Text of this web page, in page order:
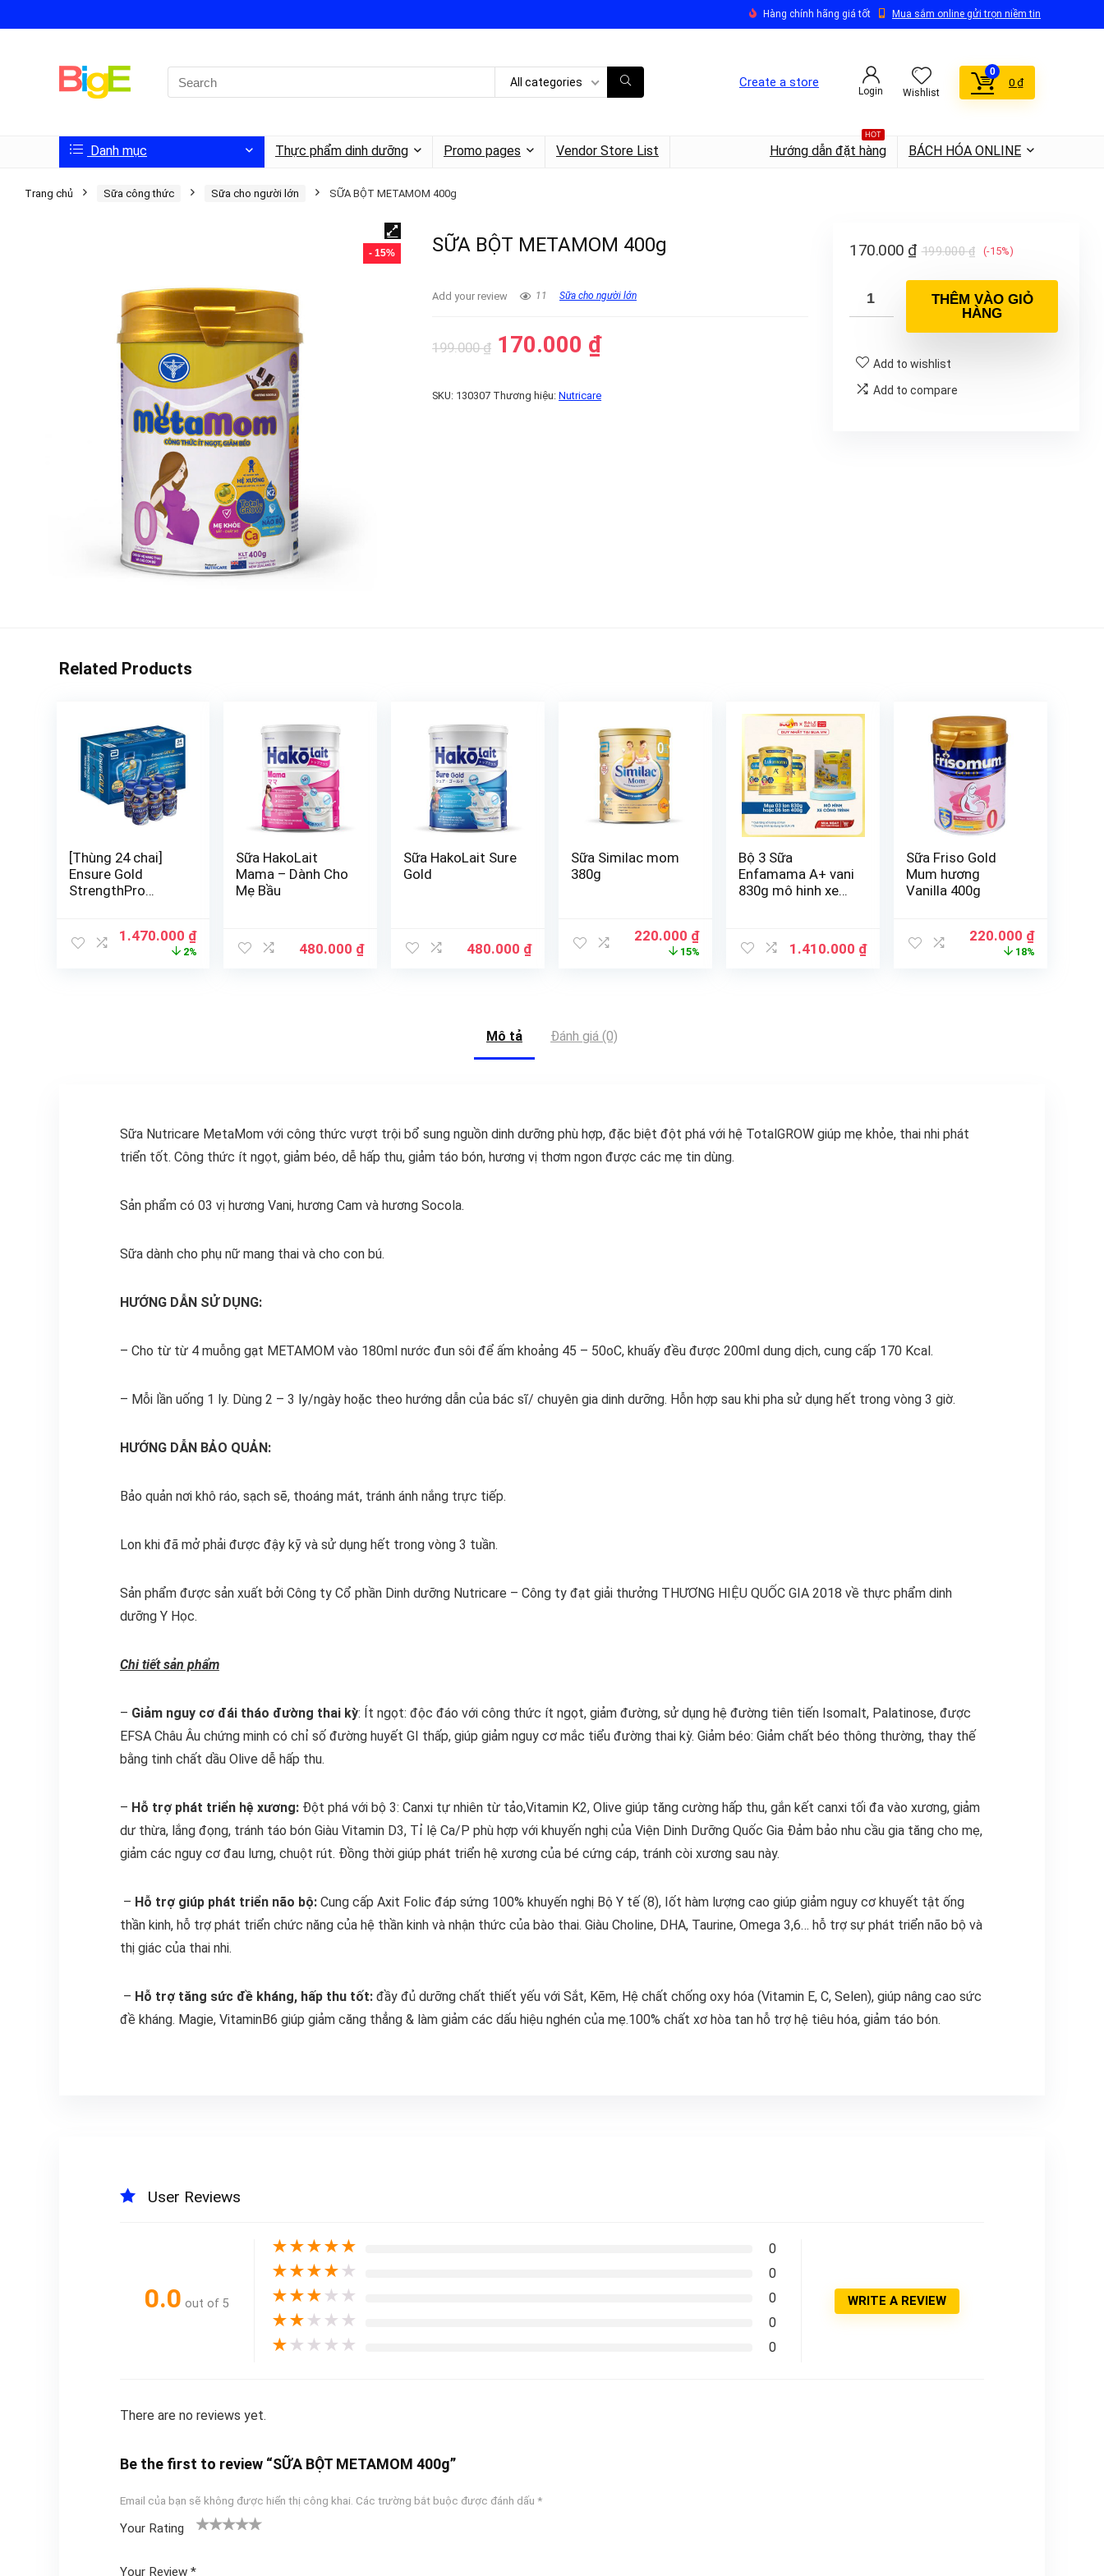
Hàng chính hãng giá tốt Mua sắm online gửi trọn niềm tin
All categories Create a store
Login Wishlist
0
0 ₫
Danh mục Thực phẩm dinh dưỡng Promo pages Vendor Store List
HOT
Hướng dẫn đặt hàng BÁCH HÓA ONLINE
Trang chủ Sữa công thức Sữa cho người lớn SỮA BỘT METAMOM 400g
- 15% SỮA BỘT METAMOM 400g
Add your review 11 Sữa cho người lớn
199.000₫ 170.000 ₫
SKU: 130307 Thương hiệu:Nutricare
199.000₫
170.000 ₫ (-15%)
THÊM VÀO GIỎ
HÀNG
Add to wishlist
Add to compare
Related Products
[Thùng 24 chai]
Ensure Gold
StrengthPro
1.470.000 ₫
2%
Sữa HakoLait
Mama – Dành Cho
Mẹ Bầu
480.000 ₫
Sữa HakoLait Sure
Gold
480.000 ₫
Sữa Similac mom
380g
220.000 ₫
15%
Bộ 3 Sữa
Enfamama A+ vani
830g mô hinh xe
1.410.000 ₫
Sữa Friso Gold
Mum hương
Vanilla 400g
220.000 ₫
18%
Mô tả Đánh giá (0)
Sữa Nutricare MetaMom với công thức vượt trội bổ sung nguồn dinh dưỡng phù hợp, đặc biệt đột phá với hệ TotalGROW giúp mẹ khỏe, thai nhi phát
triển tốt. Công thức ít ngọt, giảm béo, dễ hấp thu, giảm táo bón, hương vị thơm ngon được các mẹ tin dùng.
Sản phẩm có 03 vị hương Vani, hương Cam và hương Socola.
Sữa dành cho phụ nữ mang thai và cho con bú.
HƯỚNG DẪN SỬ DỤNG:
– Cho từ từ 4 muỗng gạt METAMOM vào 180ml nước đun sôi để ấm khoảng 45 – 50oC, khuấy đều được 200ml dung dịch, cung cấp 170 Kcal.
– Mỗi lần uống 1 ly. Dùng 2 – 3 ly/ngày hoặc theo hướng dẫn của bác sĩ/ chuyên gia dinh dưỡng. Hỗn hợp sau khi pha sử dụng hết trong vòng 3 giờ.
HƯỚNG DẪN BẢO QUẢN:
Bảo quản nơi khô ráo, sạch sẽ, thoáng mát, tránh ánh nắng trực tiếp.
Lon khi đã mở phải được đậy kỹ và sử dụng hết trong vòng 3 tuần.
Sản phẩm được sản xuất bởi Công ty Cổ phần Dinh dưỡng Nutricare – Công ty đạt giải thưởng THƯƠNG HIỆU QUỐC GIA 2018 về thực phẩm dinh
dưỡng Y Học.
Chi tiết sản phẩm
– Giảm nguy cơ đái tháo đường thai kỳ: Ít ngọt: độc đáo với công thức ít ngọt, giảm đường, sử dụng hệ đường tiên tiến Isomalt, Palatinose, được
EFSA Châu Âu chứng minh có chỉ số đường huyết GI thấp, giúp giảm nguy cơ mắc tiểu đường thai kỳ. Giảm béo: Giảm chất béo thông thường, thay thế
bằng tinh chất dầu Olive dễ hấp thu.
– Hỗ trợ phát triển hệ xương:Đột phá với bộ 3: Canxi tự nhiên từ tảo,Vitamin K2, Olive giúp tăng cường hấp thu, gắn kết canxi tối đa vào xương, giảm
dư thừa, lắng đọng, tránh táo bón Giàu Vitamin D3, Tỉ lệ Ca/P phù hợp với khuyến nghị của Viện Dinh Dưỡng Quốc Gia Đảm bảo nhu cầu gia tăng cho mẹ,
giảm các nguy cơ đau lưng, chuột rút. Đồng thời giúp phát triển hệ xương của bé cứng cáp, tránh còi xương sau này.
– Hỗ trợ giúp phát triển não bộ:Cung cấp Axit Folic đáp sứng 100% khuyến nghị Bộ Y tế (8), Iốt hàm lượng cao giúp giảm nguy cơ khuyết tật ống
thần kinh, hỗ trợ phát triển chức năng của hệ thần kinh và nhận thức của bào thai. Giàu Choline, DHA, Taurine, Omega 3,6… hỗ trợ sự phát triển não bộ và
thị giác của thai nhi.
– Hỗ trợ tăng sức đề kháng, hấp thu tốt:đầy đủ dưỡng chất thiết yếu với Sắt, Kẽm, Hệ chất chống oxy hóa (Vitamin E, C, Selen), giúp nâng cao sức
đề kháng. Magie, VitaminB6 giúp giảm căng thẳng & làm giảm các dấu hiệu nghén của mẹ.100% chất xơ hòa tan hỗ trợ hệ tiêu hóa, giảm táo bón.
User Reviews
0.0 out of 5
★★★★★ 0
★★★★ ★ 0
★★★ ★ ★ 0
★★ ★ ★ ★ 0
★ ★ ★ ★ ★ 0
WRITE A REVIEW
There are no reviews yet.
Be the first to review “SỮA BỘT METAMOM 400g”
Email của bạn sẽ không được hiển thị công khai. Các trường bắt buộc được đánh dấu *
Your Rating
Your Review *